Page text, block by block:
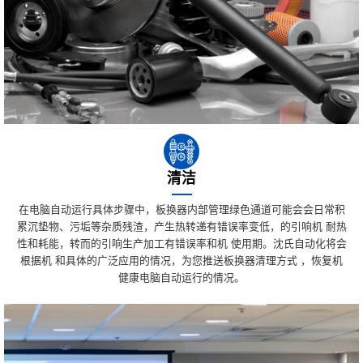
清洁
在电脑自动运行具体步骤中，板换器内部管理绿色通道可能会会日常积
累沉垫物、污垢等杂质残渣，产生热转递有错误率变低，的引响机 耐热
性和耗能，转而的引响生产加工有错误率和机 使用期。沈氏自动化将会
根据机 和具体的广泛应用的情况，为您推送板换器清理方式 ，恢复机
健康电脑自动运行的情况。